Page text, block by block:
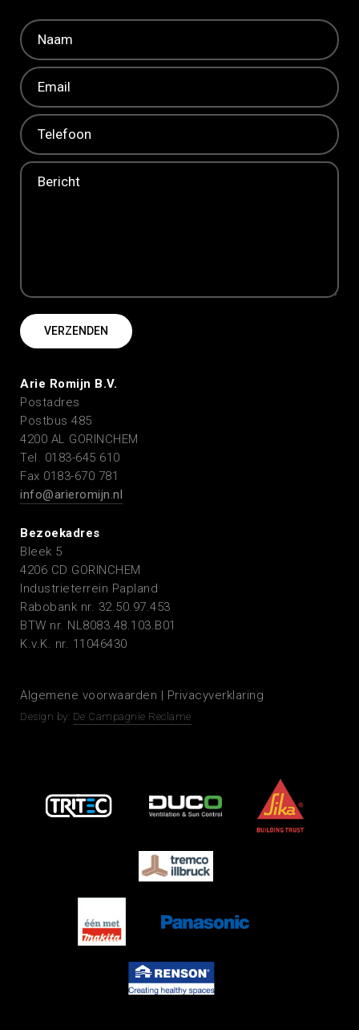
Arie Romijn B.V.
Postadres
Postbus 485
4200 AL GORINCHEM
Tel. 0183-645 610
Fax 0183-670 781
info@arieromijn.nl
Bezoekadres
Bleek 5
4206 CD GORINCHEM
Industrieterrein Papland
Rabobank nr. 32.50.97.453
BTW nr. NL8083.48.103.B01
K.v.K. nr. 11046430
Algemene voorwaarden | Privacyverklaring
Design by: De Campagnie Reclame